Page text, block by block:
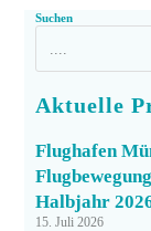
Suchen
Aktuelle
Flughafen
Halbjahr
15. Juli 2026